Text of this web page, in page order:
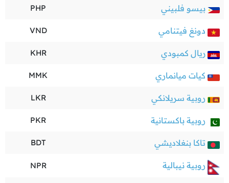
بيسو فلبيني PHP
دونغ فيتنامي VND
ريال كمبودي KHR
كيات ميانماري MMK
روبية سريلانكي LKR
روبية باكستانية PKR
تاكا بنغلاديشي BDT
روبية نيبالية NPR